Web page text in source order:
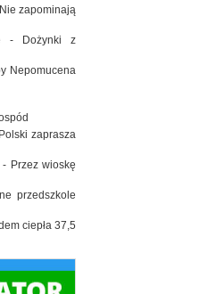
Nie zapominają
- Dożynki z
Nepomucena
zaprasza
- Przez wioskę
przedszkole
ciepła 37,5